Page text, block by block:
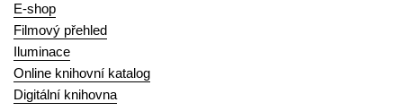
E-shop
Filmový přehled
Iluminace
Online knihovní katalog
Digitální knihovna